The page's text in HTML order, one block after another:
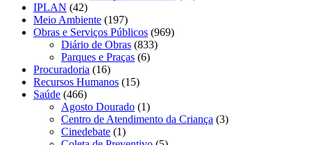
IPLAN (42)
Meio Ambiente (197)
Obras e Serviços Públicos (969)
Diário de Obras (833)
Parques e Praças (6)
Procuradoria (16)
Recursos Humanos (15)
Saúde (466)
Agosto Dourado (1)
Centro de Atendimento da Criança (3)
Cinedebate (1)